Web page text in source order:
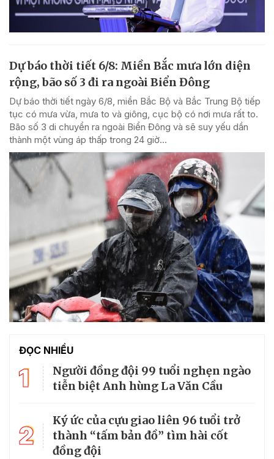
Dự báo thời tiết 6/8: Miền Bắc mưa lớn diện
rộng, bão số 3 đi ra ngoài Biển Đông
Dự báo thời tiết ngày 6/8, miền Bắc Bộ và Bắc Trung Bộ tiếp
tục có mưa vừa, mưa to và giông, cục bộ có nơi mưa rất to.
Bão số 3 di chuyển ra ngoài Biển Đông và sẽ suy yếu dần
thành một vùng áp thấp trong 24 giờ...
ĐỌC NHIỀU
1
Người đồng đội 99 tuổi nghẹn ngào
tiễn biệt Anh hùng La Văn Cầu
2
Ký ức của cựu giao liên 96 tuổi trở
thành “tấm bản đồ” tìm hài cốt
đồng đội